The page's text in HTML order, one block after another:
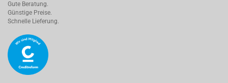
Gute Beratung.
Günstige Preise.
Schnelle Lieferung.